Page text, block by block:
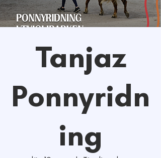
Tanjaz
Ponnyridn
ing